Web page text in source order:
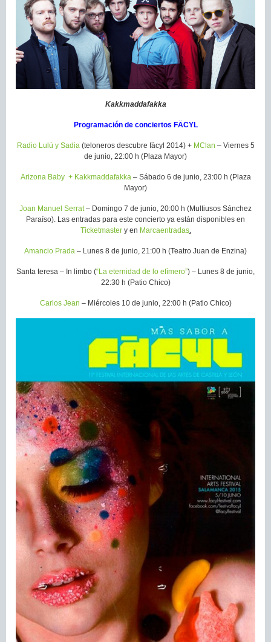
Kakkmaddafakka
Programación de conciertos FÄCYL
Radio Lulú y Sadia(teloneros descubre fàcyl 2014) + MClan – Viernes 5
de junio, 22:00 h (Plaza Mayor)
Arizona Baby + Kakkmaddafakka– Sábado 6 de junio, 23:00 h (Plaza
Mayor)
Joan Manuel Serrat– Domingo 7 de junio, 20:00 h (Multiusos Sánchez
Paraíso). Las entradas para este concierto ya están disponibles en
Ticketmaster y en Marcaentradas.
Amancio Prada – Lunes 8 de junio, 21:00 h (Teatro Juan de Enzina)
Santa teresa – In limbo (“La eternidad de lo efímero”) – Lunes 8 de junio,
22:30 h (Patio Chico)
Carlos Jean – Miércoles 10 de junio, 22:00 h (Patio Chico)